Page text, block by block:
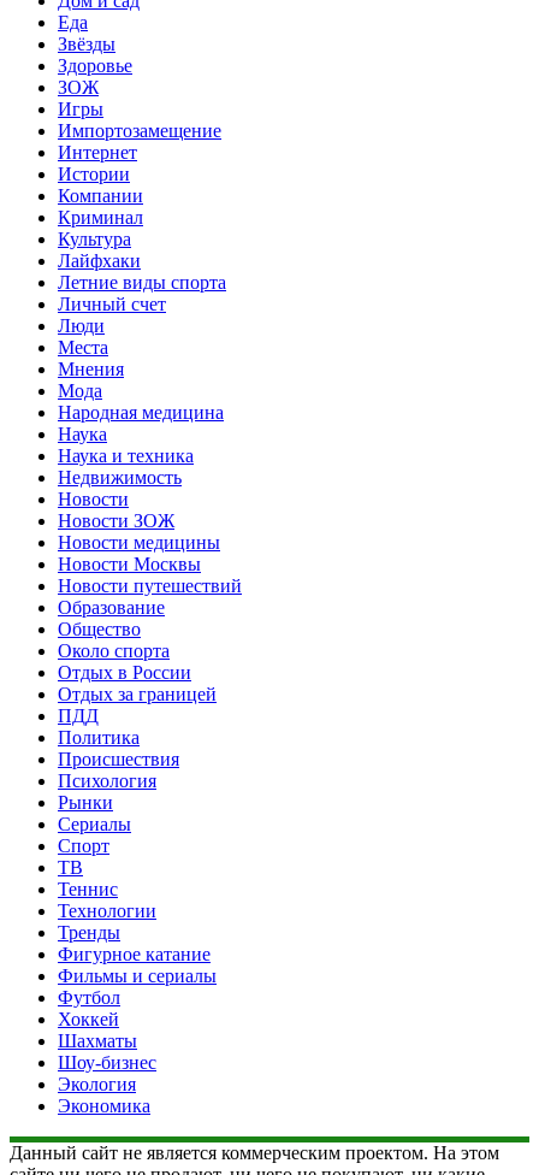
Еда
Звёзды
Здоровье
ЗОЖ
Игры
Импортозамещение
Интернет
Истории
Компании
Криминал
Культура
Лайфхаки
Летние виды спорта
Личный счет
Люди
Места
Мнения
Мода
Народная медицина
Наука
Наука и техника
Недвижимость
Новости
Новости ЗОЖ
Новости медицины
Новости Москвы
Новости путешествий
Образование
Общество
Около спорта
Отдых в России
Отдых за границей
ПДД
Политика
Происшествия
Психология
Рынки
Сериалы
Спорт
ТВ
Теннис
Технологии
Тренды
Фигурное катание
Фильмы и сериалы
Футбол
Хоккей
Шахматы
Шоу-бизнес
Экология
Экономика
Данный сайт не является коммерческим проектом. На этом